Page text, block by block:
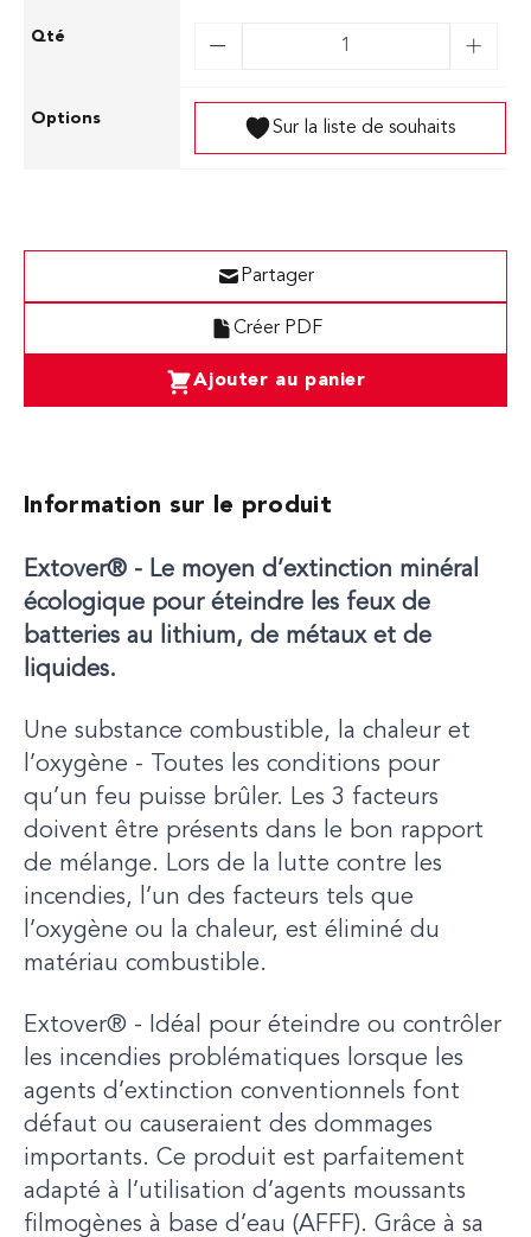
Sur la liste de souhaits
Ajouter au panier
Créer PDF
Partager
Information sur le produit
Extover® - Le moyen d’extinction minéral
écologique pour éteindre les feux de
batteries au lithium, de métaux et de
liquides.
Une substance combustible, la chaleur et
l’oxygène - Toutes les conditions pour
qu’un feu puisse brûler. Les 3 facteurs
doivent être présents dans le bon rapport
de mélange. Lors de la lutte contre les
incendies, l’un des facteurs tels que
l’oxygène ou la chaleur, est éliminé du
matériau combustible.
Extover® - Idéal pour éteindre ou contrôler
les incendies problématiques lorsque les
agents d’extinction conventionnels font
défaut ou causeraient des dommages
importants. Ce produit est parfaitement
adapté à l’utilisation d’agents moussants
filmogènes à base d’eau (AFFF). Grâce à sa